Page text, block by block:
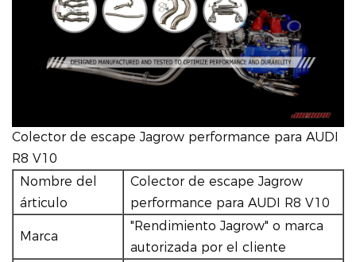
Colector de escape Jagrow performance para AUDI
R8 V10
Nombre del
árticulo
Colector de escape Jagrow
performance para AUDI R8 V10
Marca
"Rendimiento Jagrow" o marca
autorizada por el cliente